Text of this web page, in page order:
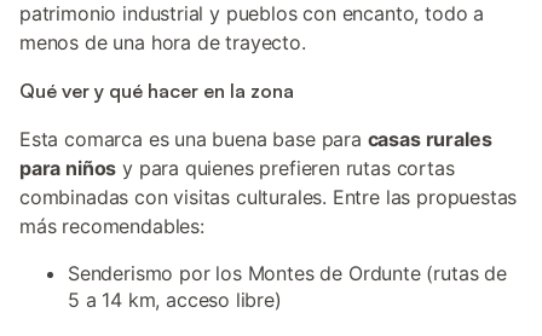
patrimonio industrial y pueblos con encanto, todo a
menos de una hora de trayecto.
Qué ver y qué hacer en la zona
Esta comarca es una buena base para casas rurales
para niños y para quienes prefieren rutas cortas
combinadas con visitas culturales. Entre las propuestas
más recomendables:
Senderismo por los Montes de Ordunte (rutas de
5 a 14 km, acceso libre)